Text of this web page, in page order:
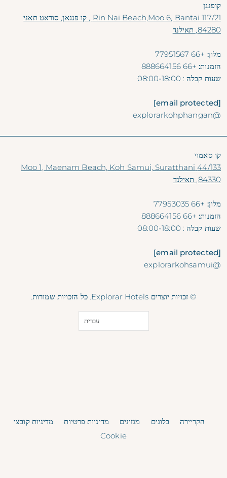
קופנגן
117/21 Rin Nai Beach,Moo 6, Bantai , קו פנגאן, סוראט תאני
84280, תאילנד
מלון: +66 77951567
הזמנות: +66 888664156
שעות קבלה: 08:00-18:00
[email protected]
@explorarkohphangan
קו סאמוי
44/133 Moo 1, Maenam Beach, Koh Samui, Suratthani
84330, תאילנד
מלון: +66 77953035
הזמנות: +66 888664156
שעות קבלה: 08:00-18:00
[email protected]
@explorarkohsamui
© זכויות יוצרים Explorar Hotels. כל הזכויות שמורות.
עברית
הקריירה בלוגים מגזינים מדיניות פרטיות
מדיניות קובצי
Cookie